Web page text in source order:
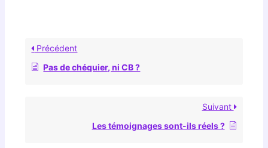
Précédent
Pas de chéquier, ni CB ?
Suivant
Les témoignages sont-ils réels ?